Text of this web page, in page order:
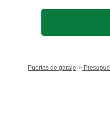
Puertas de garaje